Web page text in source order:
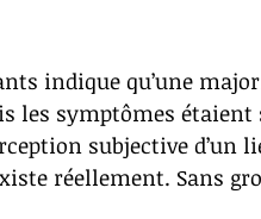
indique qu’une
les symptômes étaient
subjective d’un
réellement. Sans